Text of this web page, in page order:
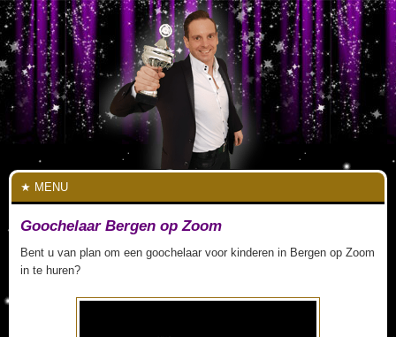
MENU
Goochelaar Bergen op Zoom
Bent u van plan om een goochelaar voor kinderen in Bergen op Zoom
in te huren?